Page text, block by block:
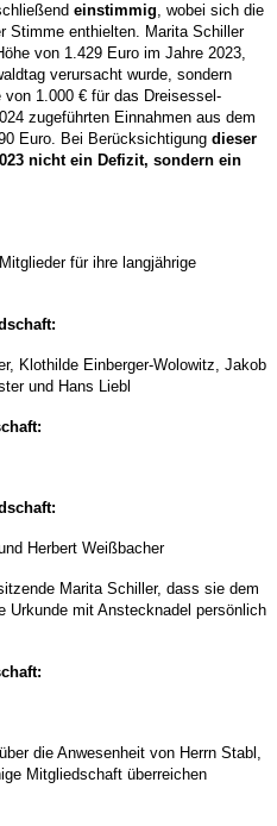
einstimmig, wobei sich die
Stimme enthielten. Marita Schiller
von 1.429 Euro im Jahre 2023,
verursacht wurde, sondern
1.000 € für das Dreisessel-
zugeführten Einnahmen aus dem
Euro. Bei Berücksichtigung dieser
nicht ein Defizit, sondern ein
für ihre langjährige
Klothilde Einberger-Wolowitz, Jakob
und Hans Liebl
Herbert Weißbacher
Marita Schiller, dass sie dem
Urkunde mit Anstecknadel persönlich
die Anwesenheit von Herrn Stabl,
Mitgliedschaft überreichen